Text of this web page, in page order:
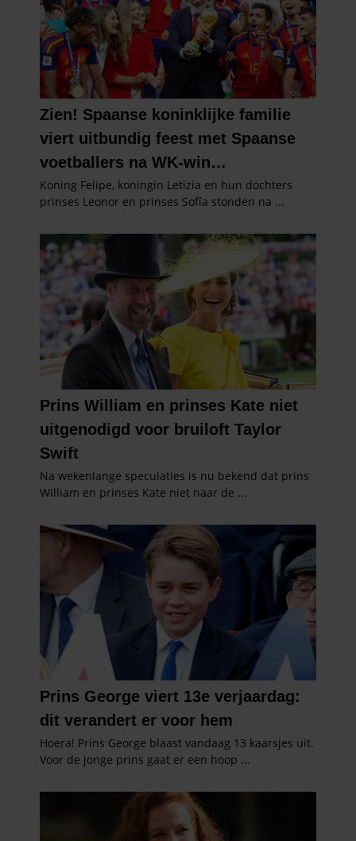
partners kunnen deze gegevens combineren met andere
informatie die u aan ze heeft verstrekt of die ze hebben
verzameld op basis van uw gebruik van hun services. U
gaat akkoord met onze cookies als u onze website blijft
gebruiken.